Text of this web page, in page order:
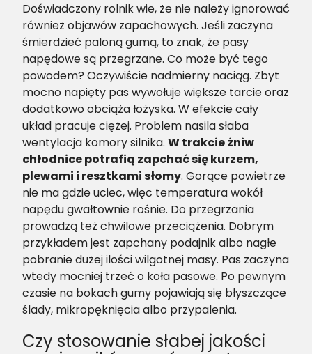
Doświadczony rolnik wie, że nie należy ignorować
również objawów zapachowych. Jeśli zaczyna
śmierdzieć paloną gumą, to znak, że pasy
napędowe są przegrzane. Co może być tego
powodem? Oczywiście nadmierny naciąg. Zbyt
mocno napięty pas wywołuje większe tarcie oraz
dodatkowo obciąża łożyska. W efekcie cały
układ pracuje ciężej. Problem nasila słaba
wentylacja komory silnika. W trakcie żniw
chłodnice potrafią zapchać się kurzem,
plewami i resztkami słomy. Gorące powietrze
nie ma gdzie uciec, więc temperatura wokół
napędu gwałtownie rośnie. Do przegrzania
prowadzą też chwilowe przeciążenia. Dobrym
przykładem jest zapchany podajnik albo nagłe
pobranie dużej ilości wilgotnej masy. Pas zaczyna
wtedy mocniej trzeć o koła pasowe. Po pewnym
czasie na bokach gumy pojawiają się błyszczące
ślady, mikropęknięcia albo przypalenia.
Czy stosowanie słabej jakości